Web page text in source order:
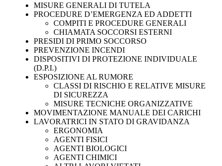
MISURE GENERALI DI TUTELA
PROCEDURE D’EMERGENZA ED ADDETTI
COMPITI E PROCEDURE GENERALI
CHIAMATA SOCCORSI ESTERNI
PRESIDI DI PRIMO SOCCORSO
PREVENZIONE INCENDI
DISPOSITIVI DI PROTEZIONE INDIVIDUALE
(D.P.I.)
ESPOSIZIONE AL RUMORE
CLASSI DI RISCHIO E RELATIVE MISURE
DI SICUREZZA
MISURE TECNICHE ORGANIZZATIVE
MOVIMENTAZIONE MANUALE DEI CARICHI
LAVORATRICI IN STATO DI GRAVIDANZA
ERGONOMIA
AGENTI FISICI
AGENTI BIOLOGICI
AGENTI CHIMICI